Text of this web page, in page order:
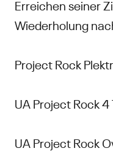
Erreichen seiner
Wiederholung
Project Rock
UA Project Rock
UA Project Rock